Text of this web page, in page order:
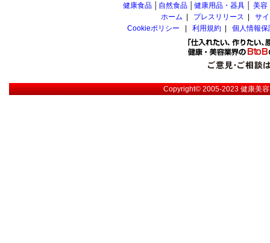
健康食品 自然食品 健康用品・器具 美容
ホーム
プレスリリース
サ
Cookieポリシー
利用規約 個人情報
Copyright© 2005-2023健康美